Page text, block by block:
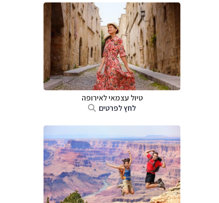
טיול עצמאי לאירופה
לחץ לפרטים